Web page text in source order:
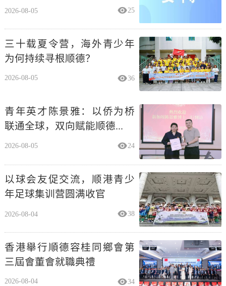
2026-08-05 25
三十载夏令营，海外青少年
为何持续寻根顺德？
2026-08-05 36
青年英才陈景雅：以侨为桥
联通全球，双向赋能顺德...
2026-08-05 24
以球会友促交流，顺港青少
年足球集训营圆满收官
2026-08-04 38
香港舉行順德容桂同鄉會第
三屆會董會就職典禮
2026-08-04 34